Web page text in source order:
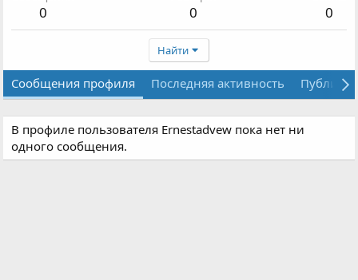
0 0 0
Найти
Сообщения профиля Последняя активность
В профиле пользователя Ernestadvew пока нет ни
одного сообщения.